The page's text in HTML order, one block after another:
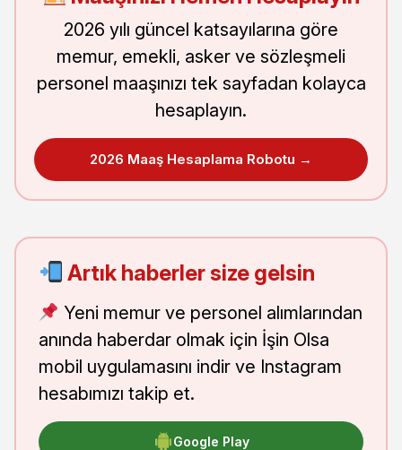
2026 yılı güncel katsayılarına göre
memur, emekli, asker ve sözleşmeli
personel maaşınızı tek sayfadan kolayca
hesaplayın.
2026 Maaş Hesaplama Robotu →
Artık haberler size gelsin
Yeni memur ve personel alımlarından
anında haberdar olmak için İşin Olsa
mobil uygulamasını indir ve Instagram
hesabımızı takip et.
Google Play